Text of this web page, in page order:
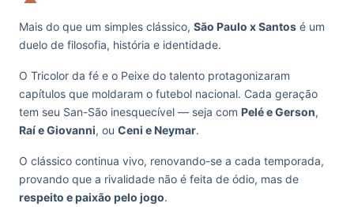
Mais do que um simples clássico, São Paulo x Santos é um
duelo de filosofia, história e identidade.
O Tricolor da fé e o Peixe do talento protagonizaram
capítulos que moldaram o futebol nacional. Cada geração
tem seu San-São inesquecível — seja com Pelé e Gerson,
Raí e Giovanni, ou Ceni e Neymar.
O clássico continua vivo, renovando-se a cada temporada,
provando que a rivalidade não é feita de ódio, mas de
respeito e paixão pelo jogo.